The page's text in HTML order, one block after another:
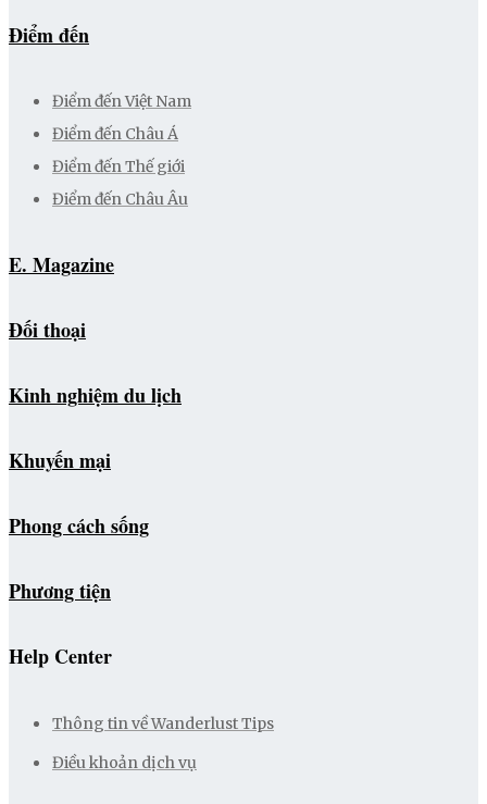
Điểm đến
Điểm đến Việt Nam
Điểm đến Châu Á
Điểm đến Thế giới
Điểm đến Châu Âu
E. Magazine
Đối thoại
Kinh nghiệm du lịch
Khuyến mại
Phong cách sống
Phương tiện
Help Center
Thông tin về Wanderlust Tips
Điều khoản dịch vụ